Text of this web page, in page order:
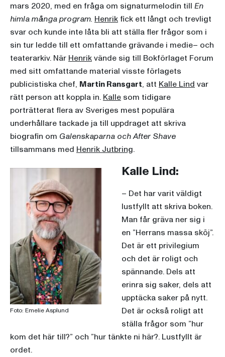
mars 2020, med en fråga om signaturmelodin till En
himla många program. Henrik fick ett långt och trevligt
svar och kunde inte låta bli att ställa fler frågor som i
sin tur ledde till ett omfattande grävande i medie– och
teaterarkiv. När Henrikvände sig till Bokförlaget Forum
med sitt omfattande material visste förlagets
publicistiska chef, Martin Ransgart, att Kalle Lind var
rätt person att koppla in. Kalle som tidigare
porträtterat flera av Sveriges mest populära
underhållare tackade ja till uppdraget att skriva
biografin om Galenskaparna och After Shave
tillsammans med Henrik Jutbring.
Foto: Emelie Asplund
Kalle Lind:
– Det har varit väldigt
lustfyllt att skriva boken.
Man får gräva ner sig i
en ”Herrans massa skōj”.
Det är ett privilegium
och det är roligt och
spännande. Dels att
erinra sig saker, dels att
upptäcka saker på nytt.
Det är också roligt att
ställa frågor som ”hur
kom det här till?” och ”hur tänkte ni här?. Lustfyllt är
ordet.